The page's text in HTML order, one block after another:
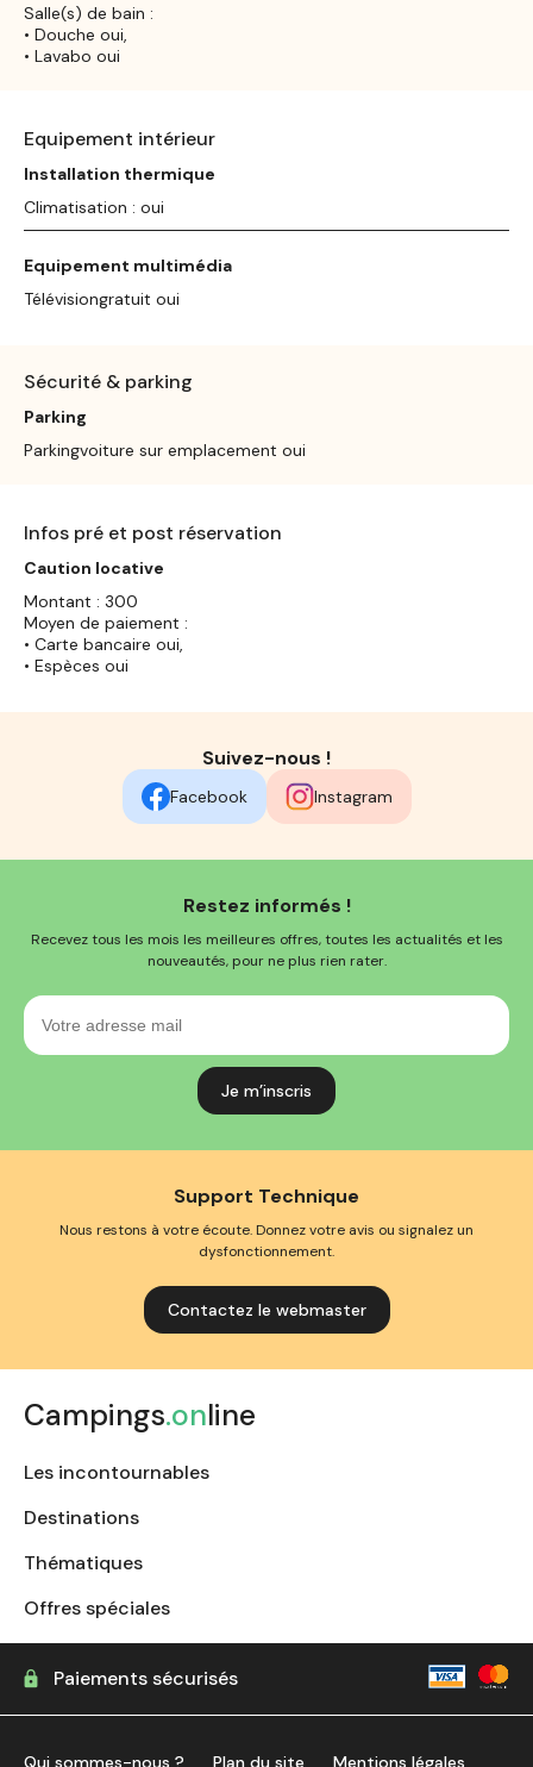
Salle(s) de bain :
• Douche oui,
• Lavabo oui
Equipement intérieur
Installation thermique
Climatisation : oui
Equipement multimédia
Télévisiongratuit oui
Sécurité & parking
Parking
Parkingvoiture sur emplacement oui
Infos pré et post réservation
Caution locative
Montant : 300
Moyen de paiement :
• Carte bancaire oui,
• Espèces oui
Suivez-nous !
Facebook Instagram
Restez informés !
Recevez tous les mois les meilleures offres, toutes les actualités et les
nouveautés, pour ne plus rien rater.
Votre
adresse
mail
Support Technique
Nous restons à votre écoute. Donnez votre avis ou signalez un
dysfonctionnement.
Contactez le webmaster
Campings.online
Les incontournables
Destinations
Thématiques
Offres spéciales
Paiements sécurisés
Qui sommes-nous ? Plan du site Mentions légales